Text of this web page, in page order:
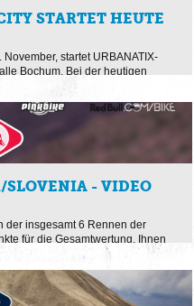
STARTET HEUTE
startet URBANATIX-
Bochum. Bei der heutigen
SLOVENIA - VIDEO
der insgesamt 6 Rennen der
für die Gesamtwertung. Ihnen
und nebligen ...